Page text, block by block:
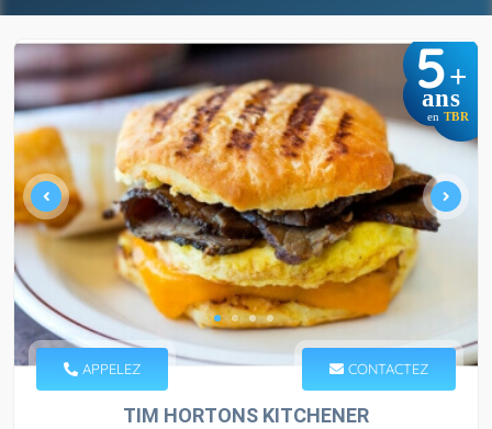
5+
ans
en TBR
APPELEZ CONTACTEZ
TIM HORTONS KITCHENER